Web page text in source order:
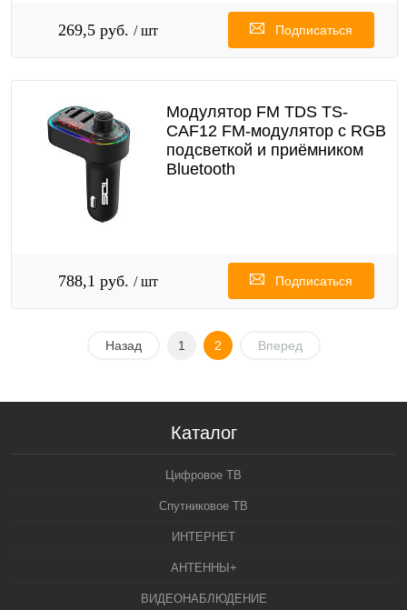
269,5 руб. / шт Подписаться
Модулятор FM TDS TS-
CAF12 FM-модулятор с RGB
подсветкой и приёмником
Bluetooth
788,1 руб. / шт Подписаться
Назад 1 2 Вперед
Каталог
Цифровое ТВ
Спутниковое ТВ
ИНТЕРНЕТ
АНТЕННЫ+
ВИДЕОНАБЛЮДЕНИЕ